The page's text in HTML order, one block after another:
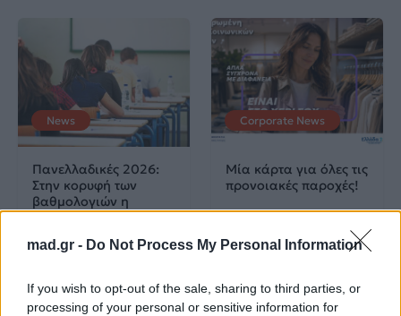
mad.gr - Do Not Process My Personal Information
If you wish to opt-out of the sale, sharing to third parties, or
processing of your personal or sensitive information for
News
Πανελλαδικές 2026:
Στην κορυφή των
βαθμολογιών η
Λαρισαία Ιωάννα
μόρια
26.06.2026
Corporate News
Μία κάρτα για όλες τις
προνοιακές παροχές!
26.06.2026